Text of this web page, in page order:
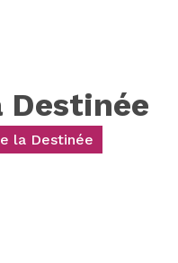
Destinée
la Destinée